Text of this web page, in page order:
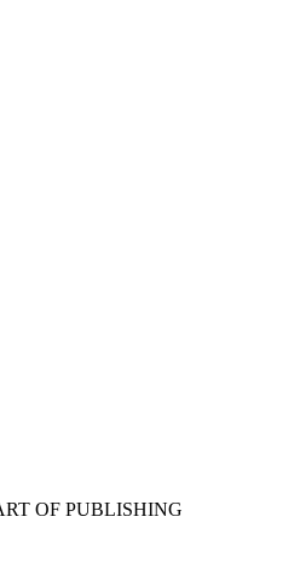
OF PUBLISHING